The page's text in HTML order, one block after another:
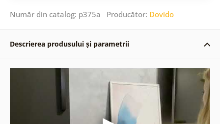
Număr din catalog: p375a Producător: Dovido
Descrierea produsului și parametrii